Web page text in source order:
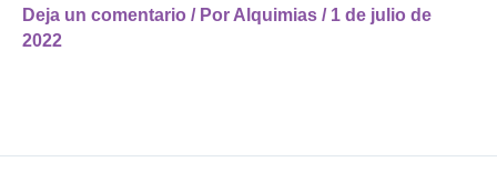
Deja un comentario / Por Alquimias / 1 de julio de
2022